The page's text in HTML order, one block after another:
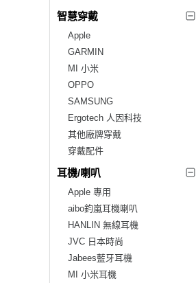
智慧穿戴
Apple
GARMIN
MI 小米
OPPO
SAMSUNG
Ergotech 人因科技
其他廠牌穿戴
穿戴配件
耳機/喇叭
Apple 專用
aibo鈞嵐耳機喇叭
HANLIN 無線耳機
JVC 日本時尚
Jabees藍牙耳機
MI 小米耳機